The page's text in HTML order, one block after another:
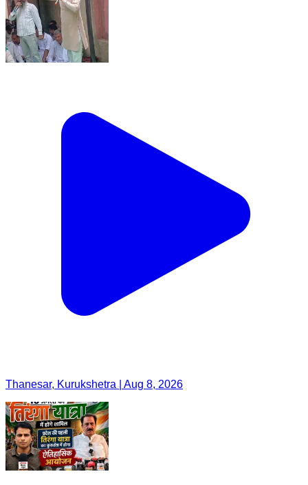
Thanesar, Kurukshetra | Aug 8, 2026